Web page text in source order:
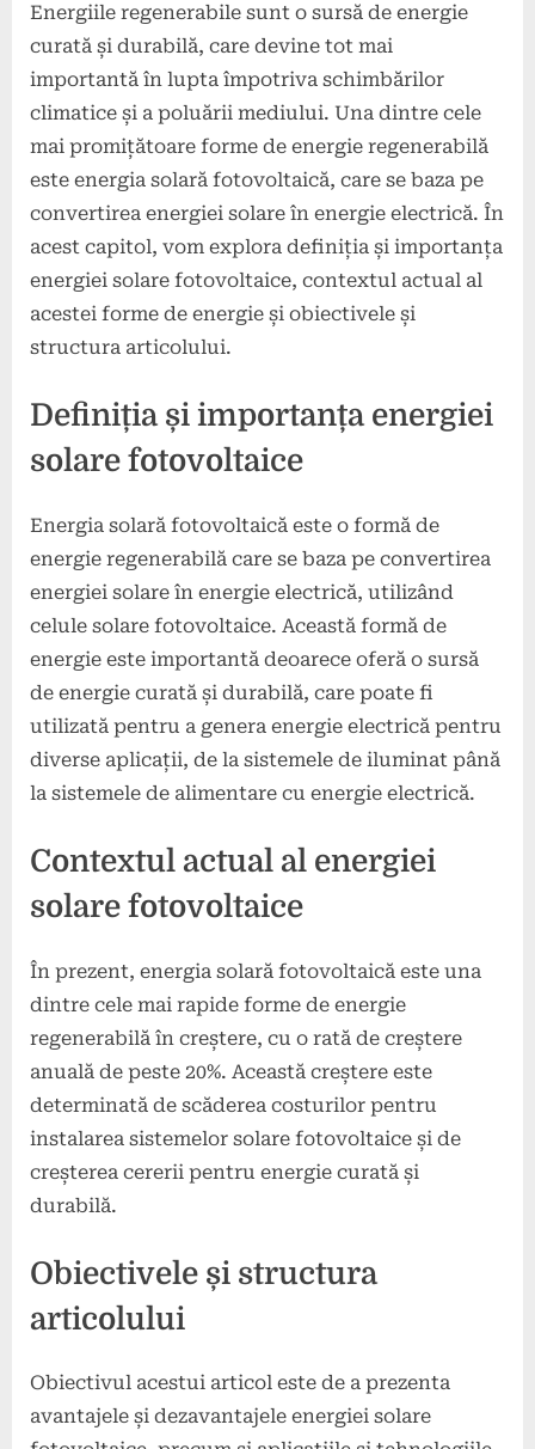
Energiile regenerabile sunt o sursă de energie
curată și durabilă, care devine tot mai
importantă în lupta împotriva schimbărilor
climatice și a poluării mediului. Una dintre cele
mai promițătoare forme de energie regenerabilă
este energia solară fotovoltaică, care se baza pe
convertirea energiei solare în energie electrică. În
acest capitol, vom explora definiția și importanța
energiei solare fotovoltaice, contextul actual al
acestei forme de energie și obiectivele și
structura articolului.
Definiția și importanța energiei
solare fotovoltaice
Energia solară fotovoltaică este o formă de
energie regenerabilă care se baza pe convertirea
energiei solare în energie electrică, utilizând
celule solare fotovoltaice. Această formă de
energie este importantă deoarece oferă o sursă
de energie curată și durabilă, care poate fi
utilizată pentru a genera energie electrică pentru
diverse aplicații, de la sistemele de iluminat până
la sistemele de alimentare cu energie electrică.
Contextul actual al energiei
solare fotovoltaice
În prezent, energia solară fotovoltaică este una
dintre cele mai rapide forme de energie
regenerabilă în creștere, cu o rată de creștere
anuală de peste 20%. Această creștere este
determinată de scăderea costurilor pentru
instalarea sistemelor solare fotovoltaice și de
creșterea cererii pentru energie curată și
durabilă.
Obiectivele și structura
articolului
Obiectivul acestui articol este de a prezenta
avantajele și dezavantajele energiei solare